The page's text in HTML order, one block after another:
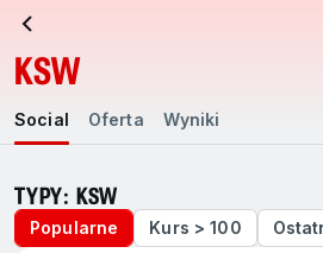
KSW
Social Oferta Wyniki
TYPY: KSW
Popularne Kurs > 100